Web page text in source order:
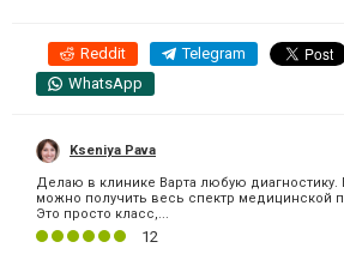
Reddit Telegram
WhatsApp
Kseniya Pava
Делаю в клинике Варта любую диагностику.
можно получить весь спектр медицинской
Это просто класс,...
12